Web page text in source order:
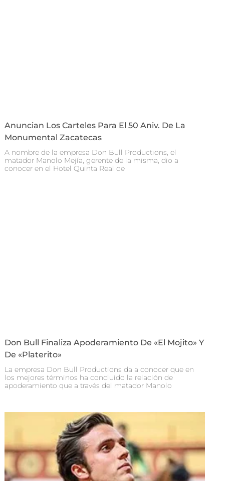
Anuncian Los Carteles Para El 50 Aniv. De La
Monumental Zacatecas
A nombre de la empresa Don Bull Productions, el
matador Manolo Mejía, gerente de la misma, dio a
conocer en el Hotel Quinta Real de
Don Bull Finaliza Apoderamiento De «El Mojito» Y
De «Platerito»
La empresa Don Bull Productions da a conocer que en
los mejores términos ha concluido la relación de
apoderamiento que a través del matador Manolo